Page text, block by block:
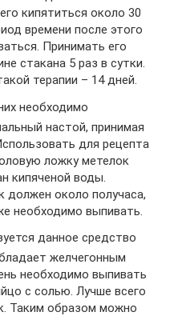
кипятиться около 30
времени после этого
Принимать его
стакана 5 раз в сутки.
терапии – 14 дней.
необходимо
настой, принимая
для рецепта
ложку метелок
кипяченой воды.
должен около получаса,
необходимо выпивать.
данное средство
желчегонным
необходимо выпивать
с солью. Лучше всего
Таким образом можно